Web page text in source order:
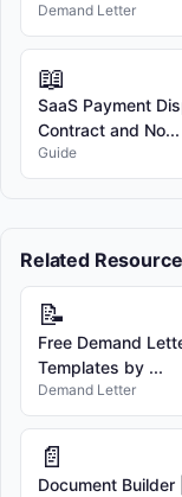
Demand Letter
📖
SaaS Payment
Contract and No...
Guide
Related
📝
Free Demand
Templates by ...
Demand Letter
📄
Document